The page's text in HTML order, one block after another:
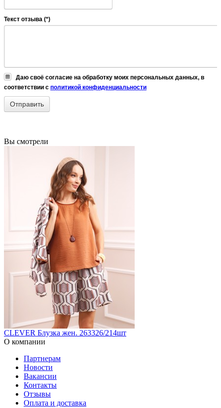
Текст отзыва (*)
Даю своё согласие на обработку моих персональных данных, в
соответствии с политикой конфиденциальности
Вы смотрели
CLEVER Блузка жен. 263326/214шт
О компании
Партнерам
Новости
Вакансии
Контакты
Отзывы
Оплата и доставка